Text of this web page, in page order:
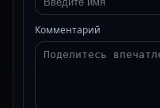
Комментарий